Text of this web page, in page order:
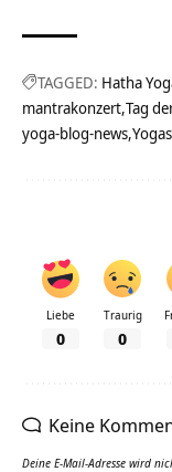
TAGGED: Hatha
mantrakonzert Tag
yoga-blog-news
Liebe
0
Traurig
0
Keine
Deine E-Mail-Adresse wird